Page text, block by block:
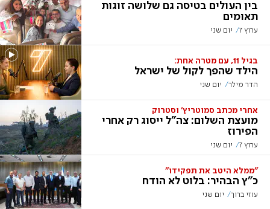
בין העולים בטיסה גם שלושה זוגות
תאומים
ערוץ 7 יום שני
בגיל 11, עם מטרה אחת:
הילד שהפך לקול של ישראל
הדר מילר יום שני
אחרי מכתב סמוטריץ' וסטרוק
מועצת השלום: צה"ל ייסוג רק אחרי
הפירוז
ערוץ 7 יום שני
"ממלא היטב את תפקידו"
כ"ץ הבהיר: בלוט לא הודח
עוזי ברוך יום שני